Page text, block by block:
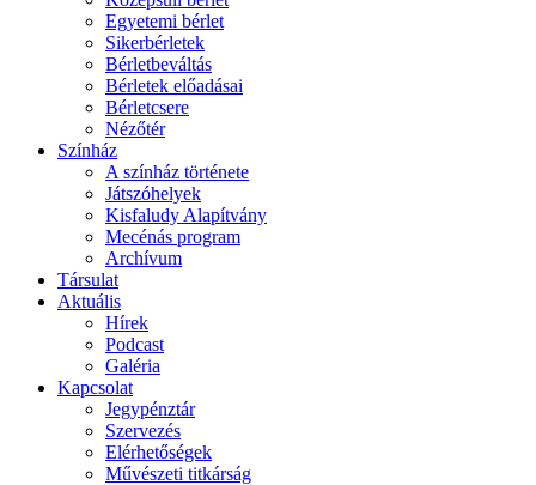
Egyetemi bérlet
Sikerbérletek
Bérletbeváltás
Bérletek előadásai
Bérletcsere
Nézőtér
Színház
A színház története
Játszóhelyek
Kisfaludy Alapítvány
Mecénás program
Archívum
Társulat
Aktuális
Hírek
Podcast
Galéria
Kapcsolat
Jegypénztár
Szervezés
Elérhetőségek
Művészeti titkárság